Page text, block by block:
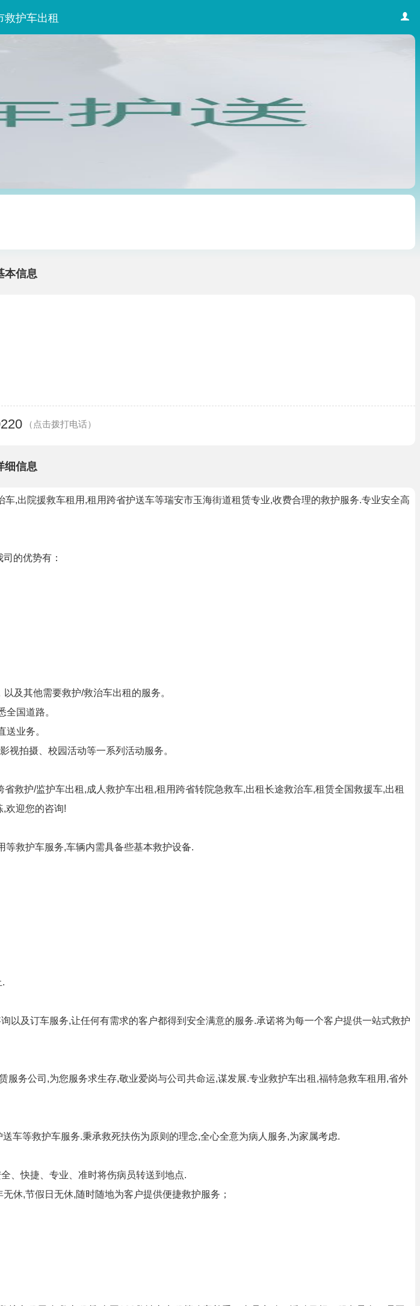
救护车出租
本信息
（点击拨打电话）
细信息
,出院援救车租用,租用跨省护送车等瑞安市玉海街道租赁专业,收费合理的救护服务.专业安全高
的优势有：
及其他需要救护/救治车出租的服务。
国道路。
业务。
视拍摄、校园活动等一系列活动服务。
救护/监护车出租,成人救护车出租,租用跨省转院急救车,出租长途救治车,租赁全国救援车,出租
欢迎您的咨询!
救护车服务,车辆内需具备些基本救护设备.
.
及订车服务,让任何有需求的客户都得到安全满意的服务.承诺将为每一个客户提供一站式救护
务公司,为您服务求生存,敬业爱岗与公司共命运,谋发展.专业救护车出租,福特急救车租用,省外
车等救护车服务.秉承救死扶伤为原则的理念,全心全意为病人服务,为家属考虑.
、快捷、专业、准时将伤病员转送到地点.
休,节假日无休,随时随地为客户提供便捷救护服务；